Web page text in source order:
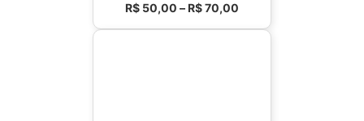
R$ 50,00 –R$70,00